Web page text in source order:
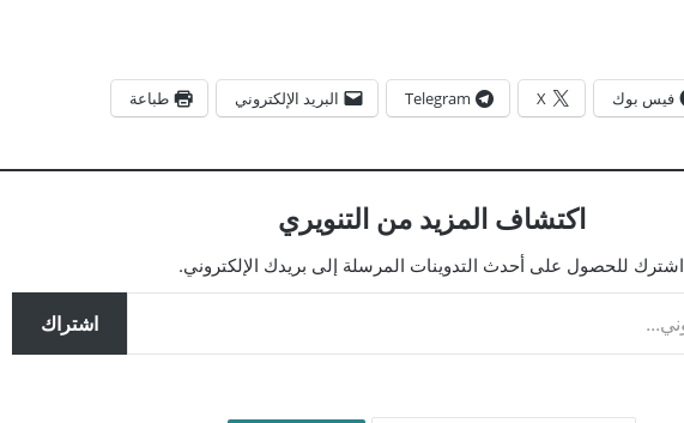
فيس بوك X
Telegram البريد الإلكتروني طباعة
اكتشاف المزيد من التنويري
اشترك للحصول على أحدث التدوينات المرسلة إلى بريدك الإلكتروني.
اشتراك